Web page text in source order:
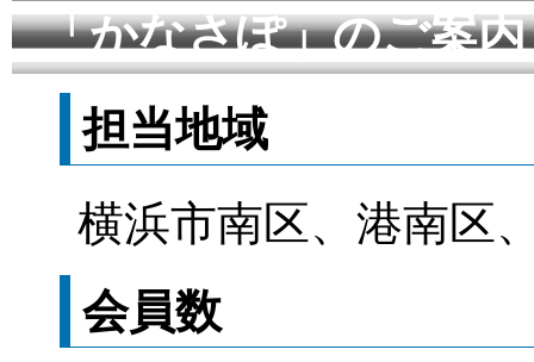
「かなさぽ」のご案
担当地域
横浜市南区、港南区
会員数